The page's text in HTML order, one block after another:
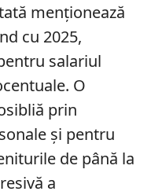
menționează
cu 2025,
salariul
O
prin
și pentru
de până la
a